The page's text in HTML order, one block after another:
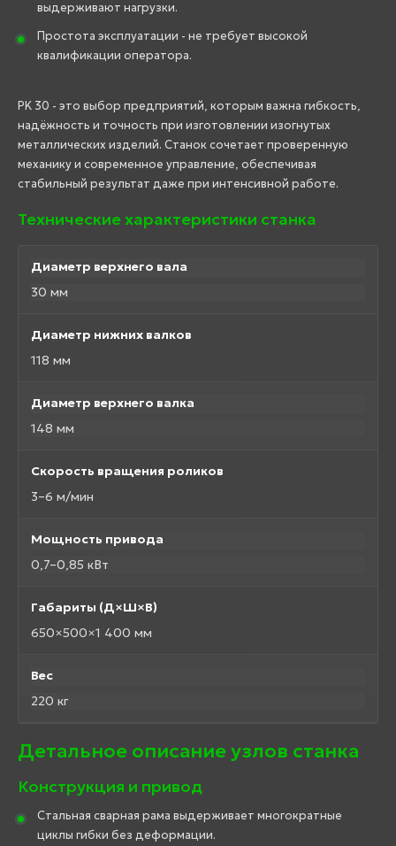
выдерживают нагрузки.
Простота эксплуатации - не требует высокой
квалификации оператора.
PK 30 - это выбор предприятий, которым важна гибкость,
надёжность и точность при изготовлении изогнутых
металлических изделий. Станок сочетает проверенную
механику и современное управление, обеспечивая
стабильный результат даже при интенсивной работе.
Технические характеристики станка
Диаметр верхнего вала
30 мм
Диаметр нижних валков
118 мм
Диаметр верхнего валка
148 мм
Скорость вращения роликов
3–6 м/мин
Мощность привода
0,7–0,85 кВт
Габариты (Д×Ш×В)
650×500×1 400 мм
Вес
220 кг
Детальное описание узлов станка
Конструкция и привод
Стальная сварная рама выдерживает многократные
циклы гибки без деформации.